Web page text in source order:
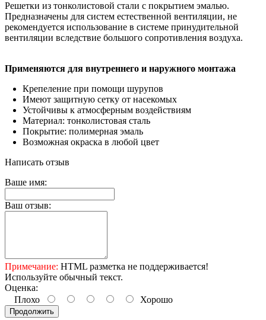
Решетки из тонколистовой стали с покрытием эмалью.
Предназначены для систем естественной вентиляции, не
рекомендуется использование в системе принудительной
вентиляции вследствие большого сопротивления воздуха.
Применяются для внутреннего и наружного монтажа
Крепеление при помощи шурупов
Имеют защитную сетку от насекомых
Устойчивы к атмосферным воздействиям
Материал: тонколистовая сталь
Покрытие: полимерная эмаль
Возможная окраска в любой цвет
Написать отзыв
Ваше имя:
Ваш отзыв:
Примечание: HTML разметка не поддерживается!
Используйте обычный текст.
Оценка:
Плохо
Хорошо
Продолжить